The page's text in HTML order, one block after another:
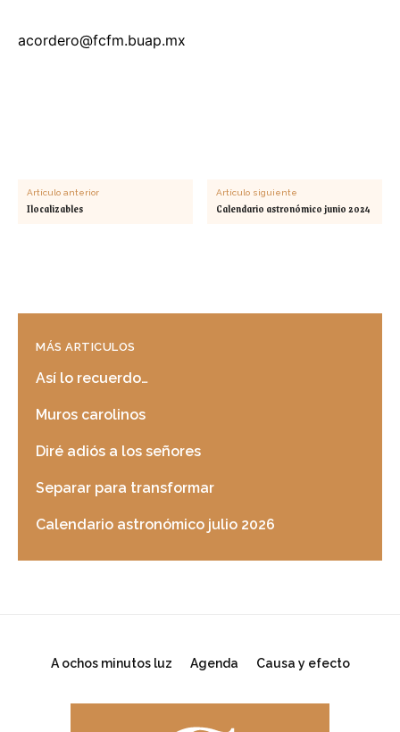
acordero@fcfm.buap.mx
Artículo anterior
Ilocalizables
Artículo siguiente
Calendario astronómico junio 2024
MÁS ARTICULOS
Así lo recuerdo…
Muros carolinos
Diré adiós a los señores
Separar para transformar
Calendario astronómico julio 2026
A ochos minutos luz Agenda Causa y efecto